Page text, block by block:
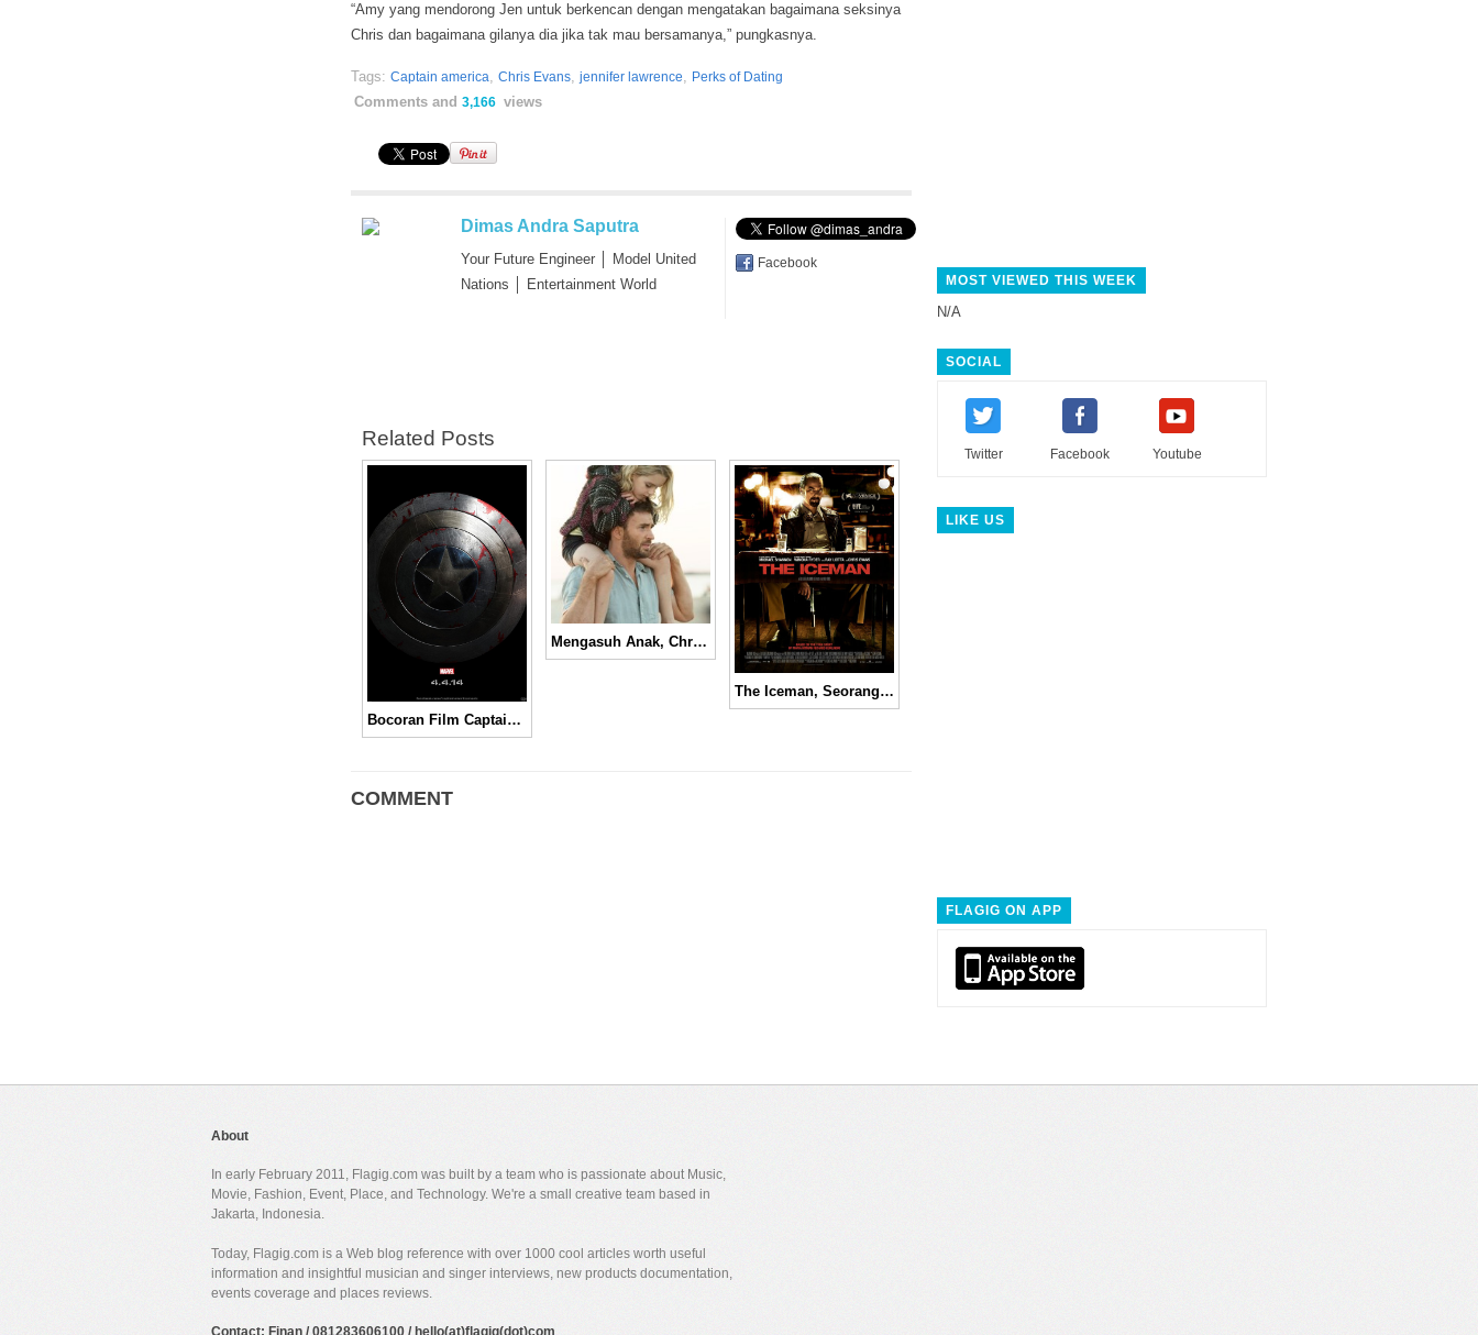
“Amy yang mendorong Jen untuk berkencan dengan mengatakan bagaimana seksinya
Chris dan bagaimana gilanya dia jika tak mau bersamanya,” pungkasnya.
Tags: Captain america, Chris Evans, jennifer lawrence, Perks of Dating
Comments and 3,166 views
Dimas Andra Saputra
Your Future Engineer │ Model United
Nations │ Entertainment World
Facebook
Related Posts
Bocoran Film Captain America: The Winter Soldier
Mengasuh Anak, Chris Evans Jadi Ayah Super Ganteng di Trailer Film “Gifted” │ Movie Trailer
The Iceman, Seorang Ayah dan Pembunuh Keji Bernama Richard Kluklinski
COMMENT
MOST VIEWED THIS WEEK
N/A
SOCIAL
Twitter Facebook Youtube
LIKE US
FLAGIG ON APP
About
In early February 2011, Flagig.com was built by a team who is passionate about Music,
Movie, Fashion, Event, Place, and Technology. We're a small creative team based in
Jakarta, Indonesia.
Today, Flagig.com is a Web blog reference with over 1000 cool articles worth useful
information and insightful musician and singer interviews, new products documentation,
events coverage and places reviews.
Contact: Finan / 081283606100 / hello(at)flagig(dot)com